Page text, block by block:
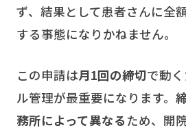
ず、結果として患者さんに全
する事態になりかねません。
この申請は月1回の締切で動
ル管理が最重要になります。
務所によって異なる ため、開